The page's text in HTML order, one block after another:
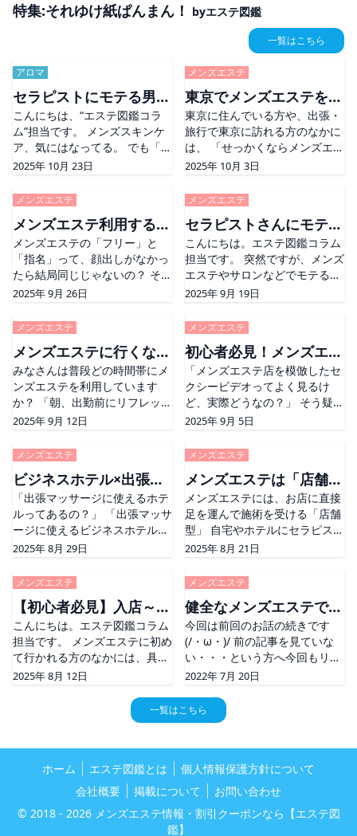
特集:それゆけ紙ぱんまん！ byエステ図鑑
一覧はこちら
アロマ
セラピストにモテる男は
肌から違う？今日から始
めるスキンケア
こんにちは、“エステ図鑑コラ
ム”担当です。 メンズスキンケ
ア、気にはなってる。 でも「何
使えばいいの？」「正直めんど
くさい…」と思ってる人、多い
のではないでしょうか。 今は化
粧水や洗顔料も豊富で、選ぶだ
けでも一苦労。 で [&#8230;]
The post セラピストにモテる
男は肌から違う？今日から始め
るスキンケア first appeared
on そ
2025年 10月 23日
メンズエステ
東京でメンズエステを楽
しむなら？おすすめエリ
アガイド
東京に住んでいる方や、出張・
旅行で東京に訪れる方のなかに
は、 「せっかくならメンズエス
テを利用してみたい！」という
方も多いのではないでしょう
か。 しかし、東京はとにかく広
く、数えきれないほどのメンズ
エステ店があります。
[&#8230;] The post 東京でメ
ンズエステを楽しむなら？おす
すめエリアガイド first
appeared on そ
2025年 10月 3日
メンズエステ
メンズエステ利用するな
らフリー？指名？
メンズエステの「フリー」と
「指名」って、顔出しがなかっ
たら結局同じじゃないの？ そう
思っている方、意外と多いので
はないでしょうか。 確かに、顔
写真がないセラピストばかりだ
と、誰を選んでも違いが分かり
にくいですよね 笑 で
[&#8230;] The post メンズエ
ステ利用するならフリー？指
名？ first appeared on そ
2025年 9月 26日
メンズエステ
セラピストさんにモテる
ダンディ客とは？
こんにちは。エステ図鑑コラム
担当です。 突然ですが、メンズ
エステやサロンなどでモテる男
性ってどんな人だと思います
か? それはずばり「ダンディな
男性」です！！ ダンディな男性
はセラピストさん的にもサービ
スしたいお客様「第一
[&#8230;] The post セラピス
トさんにモテるダンディ客と
は？ first appeared on そ
2025年 9月 19日
メンズエステ
メンズエステに行くなら
何時？理想の時間帯をご
紹介
みなさんは普段どの時間帯にメ
ンズエステを利用しています
か？ 「朝、出勤前にリフレッシ
ュしたい」 「夜、仕事終わりに
ゆっくり疲れを癒したい」 とい
ったように、エステを利用する
タイミングは人それぞれです。
さて、今回のコラム [&#8230;]
The post メンズエステに行く
なら何時？理想の時間帯をご紹
介 first appeared on そ
2025年 9月 12日
メンズエステ
初心者必見！メンズエス
テのよくある勘違い！
「メンズエステ店を模倣したセ
クシービデオってよく見るけ
ど、実際どうなの？」 そう疑問
に感じたことはありませんか？
特に、メンズエステ初心者の方
などは、メンズエステが実際に
どんなお店なのか分からないま
まお店に入って、 「あ
[&#8230;] The post 初心者必
見！メンズエステのよくある勘
違い！ first appeared on そ
2025年 9月 5日
メンズエステ
ビジネスホテル×出張マ
ッサージで非日常体
験！？
「出張マッサージに使えるホテ
ルってあるの？」 「出張マッサ
ージに使えるビジネスホテルが
知りたい」 という疑問をお持ち
ではありませんか？ &#160; そ
こでこの記事ではそんな出張メ
ンズエステ店が多いエリアで 出
張マッサー [&#8230;] The
post ビジネスホテル×出張マッ
サージで非日常体験！？ first
appeared on そ
2025年 8月 29日
メンズエステ
メンズエステは「店舗
型」と「派遣型」どちら
を選ぶ？メリット・デメ
リットをご紹介
メンズエステには、お店に直接
足を運んで施術を受ける「店舗
型」 自宅やホテルにセラピスト
さんを派遣して施術を受けられ
る「派遣型」があります。 他に
もマンションなどで施術を受け
られる「プライベートサロン」
の形態のメンズエステ
[&#8230;] The post メンズエ
ステは「店舗型」と「派遣型」
どちらを選ぶ？メリット・デメ
リットをご紹介 first appeared
on そ
2025年 8月 21日
メンズエステ
【初心者必見】入店～退
店までの流れを解説！
こんにちは。エステ図鑑コラム
担当です。 メンズエステに初め
て行かれる方のなかには、具体
的な流れを知って事前準備した
いという方もおられるのでは？
今回はそんなあなたのために、
メンズエステの流れを特集して
[&#8230;] The post 【初心者
必見】入店～退店までの流れを
解説！ first appeared on そ
2025年 8月 12日
メンズエステ
健全なメンズエステで指
名したくなるセラピスト
になる
今回は前回のお話の続きです
(/・ω・)/ 前の記事を見ていな
い・・・という方へ今回もリン
クを貼っておきますね
(*&#8217;ω&#8217;*)
https://esthe-
zukan.com/blog/2017/11
ンズエステで指名したくなるセ
ラピストになる first appeared
on そ
2022年 7月 20日
一覧はこちら
ホーム エステ図鑑とは
個人情報保護方針について
会社概要
掲載について
お問い合わせ
© 2018 - 2026 メンズエステ情報・割引クーポンなら【エステ図
鑑】